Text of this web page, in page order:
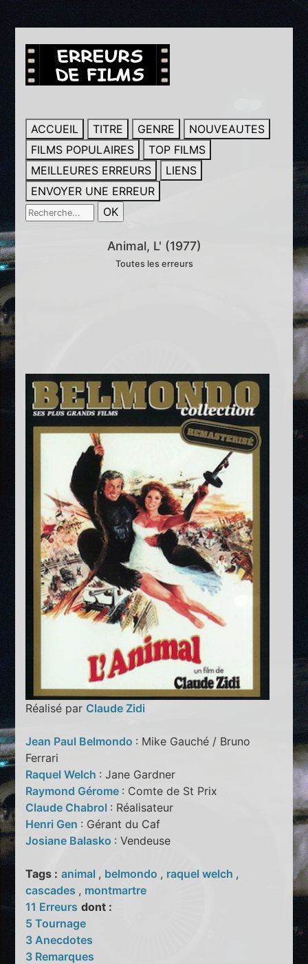
ACCUEIL TITRE GENRE
NOUVEAUTES
FILMS POPULAIRES
TOP FILMS
MEILLEURES ERREURS
LIENS
ENVOYER UNE ERREUR
Animal, L' (1977)
Toutes les erreurs
Réalisé par Claude Zidi
Jean Paul Belmondo : Mike Gauché / Bruno
Ferrari
Raquel Welch : Jane Gardner
Raymond Gérome : Comte de St Prix
Claude Chabrol : Réalisateur
Henri Gen : Gérant du Caf
Josiane Balasko : Vendeuse
Tags : animal , belmondo , raquel welch ,
cascades , montmartre
11 Erreurs dont :
5 Tournage
3 Anecdotes
3 Remarques